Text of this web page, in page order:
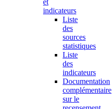
et
indicateurs
Liste
des
sources
statistiques
Liste
des
indicateurs
Documentation
complémentaire
sur le